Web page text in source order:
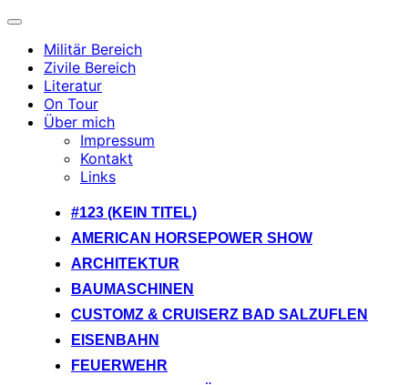
Navigation
umschalten
Militär Bereich
Zivile Bereich
Literatur
On Tour
Über mich
Impressum
Kontakt
Links
springen
#123 (KEIN TITEL)
AMERICAN HORSEPOWER SHOW
ARCHITEKTUR
BAUMASCHINEN
CUSTOMZ & CRUISERZ BAD SALZUFLEN
EISENBAHN
FEUERWEHR